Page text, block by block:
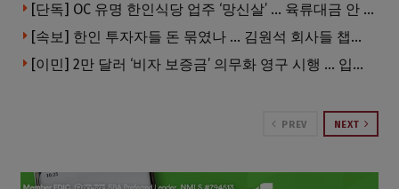
[단독] OC 유명 한인식당 업주 ‘망신살’ … 육류대금 안 갚자 식당서 공개추심
[속보] 한인 투자자들 돈 묶였나 … 김원석 회사들 챕터7 강제파산·자진파산 잇따라 신청
[이민] 2만 달러 ‘비자 보증금’ 의무화 영구 시행 … 입국 문턱 더 높아진다.
PREV NEXT